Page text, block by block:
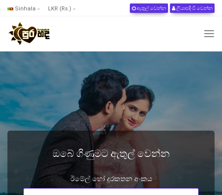
Sinhala LKR (Rs.) ඇතුල් වෙන්න ලියාපදිංචි වෙන්න
ඔබේ ගිණුමට ඇතුල් වෙන්න
ඊමේල් හෝ දුරකතන අංකය